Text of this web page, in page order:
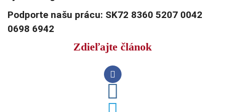
Podporte našu prácu: SK72 8360 5207 0042
0698 6942
Zdieľajte článok